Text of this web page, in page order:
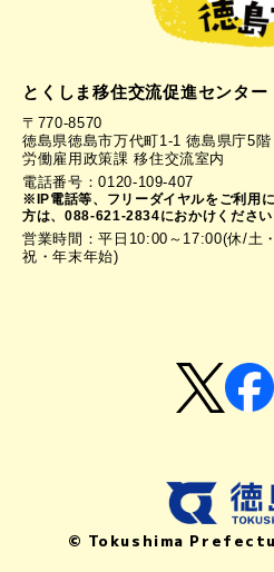
とくしま移住交流促進センター
〒770-8570
徳島県徳島市万代町1-1 徳島県庁5階
労働雇用政策課 移住交流室内
電話番号：0120-109-407
※IP電話等、フリーダイヤルをご利用
方は、088-621-2834におかけください
営業時間：平日10:00～17:00(休/土
祝・年末年始)
© Tokushima